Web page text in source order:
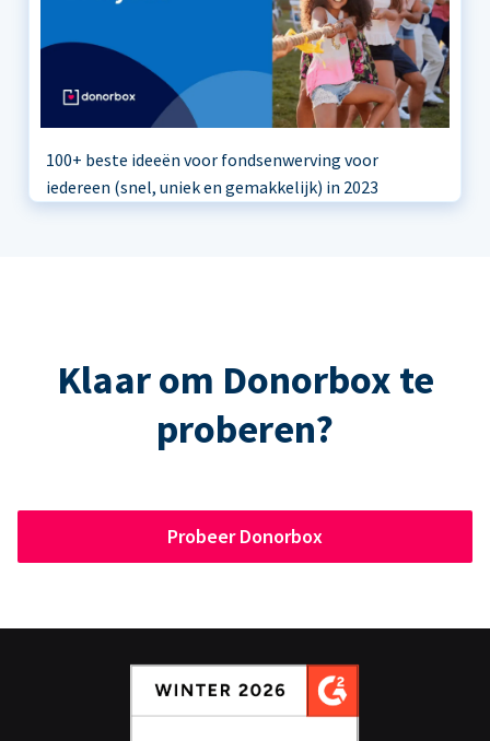
100+ beste ideeën voor fondsenwerving voor
iedereen (snel, uniek en gemakkelijk) in 2023
Klaar om Donorbox te
proberen?
Probeer Donorbox